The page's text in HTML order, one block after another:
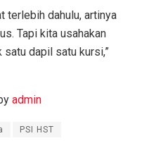
terlebih dahulu, artinya
Tapi kita usahakan
dapil satu kursi,”
admin
PSI HST